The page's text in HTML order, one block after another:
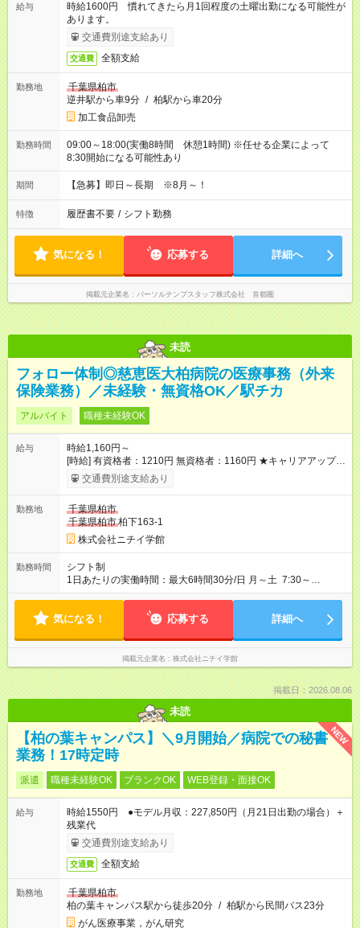
給与
時給1600円 慣れてきたら月1回程度の土曜出勤になる可能性が
あります。
交通費別途支給あり
交通費 全額支給
勤務地
千葉県柏市
逆井駅から車9分 / 柏駅から車20分
加工食品卸売
勤務時間
09:00～18:00(実働8時間 休憩1時間) ※任せる企業によって
8:30開始になる可能性あり
期間 【急募】即日～長期 ※8月～！
特徴 履歴書不要 / シフト勤務
気になる！ 応募する 詳細へ
掲載元企業名 パーソルテンプスタッフ株式会社 首都圏
未読
フォロー体制◎慈恵医大柏病院の医療事務（外来
保険業務）／未経験・無資格OK／駅チカ
アルバイト 職種未経験OK
給与
時給1,160円～
[時給] 有資格者：1210円 無資格者：1160円 ★キャリアアップ制
度あり 進級により給与がアップします！ 【試用期間】試用期間
あり 試用期間の長さ：3ヶ月 雇用形態、給与は本採用時と同じ
交通費別途支給あり
勤務地
千葉県柏市
千葉県柏市柏下163-1
株式会社ニチイ学館
勤務時間
シフト制
1日あたりの実働時間：最大6時間30分/日 月～土 7:30～
15:00（休憩60分） 8:00～15:30（休憩60分） ※週3日・シフト
出勤の場合、月～金にて1日休みあり ※残業月平均10時間
気になる！ 応募する 詳細へ
掲載元企業名 株式会社ニチイ学館
掲載日：2026.08.06
未読
NEW
【柏の葉キャンパス】＼9月開始／病院での秘書
業務！17時定時
派遣 職種未経験OK ブランクOK WEB登録・面接OK
給与
時給1550円 ●モデル月収：227,850円（月21日出勤の場合）＋
残業代
交通費別途支給あり
交通費 全額支給
勤務地
千葉県柏市
柏の葉キャンパス駅から徒歩20分 / 柏駅から民間バス23分
がん医療事業，がん研究